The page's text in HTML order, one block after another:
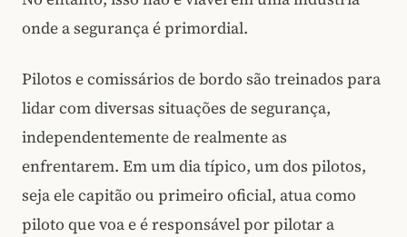
onde a segurança é primordial.
Pilotos e comissários de bordo são treinados para
lidar com diversas situações de segurança,
independentemente de realmente as
enfrentarem. Em um dia típico, um dos pilotos,
seja ele capitão ou primeiro oficial, atua como
piloto que voa e é responsável por pilotar a